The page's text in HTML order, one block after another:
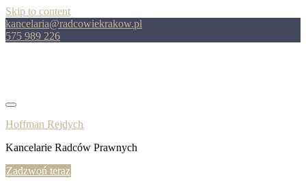
Skip to content
kancelaria@radcowiekrakow.pl
575 989 226
Hoffman Rejdych
Kancelarie Radców Prawnych
Zadzwoń teraz